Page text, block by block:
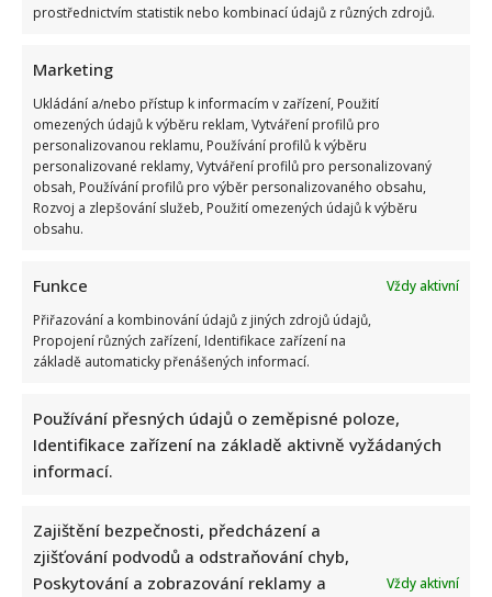
prostřednictvím statistik nebo kombinací údajů z různých zdrojů.
Marketing
Ukládání a/nebo přístup k informacím v zařízení, Použití
omezených údajů k výběru reklam, Vytváření profilů pro
personalizovanou reklamu, Používání profilů k výběru
personalizované reklamy, Vytváření profilů pro personalizovaný
obsah, Používání profilů pro výběr personalizovaného obsahu,
Rozvoj a zlepšování služeb, Použití omezených údajů k výběru
obsahu.
Funkce
Vždy aktivní
Přiřazování a kombinování údajů z jiných zdrojů údajů,
Propojení různých zařízení, Identifikace zařízení na
základě automaticky přenášených informací.
Používání přesných údajů o zeměpisné poloze,
Identifikace zařízení na základě aktivně vyžádaných
informací.
Zajištění bezpečnosti, předcházení a
zjišťování podvodů a odstraňování chyb,
Poskytování a zobrazování reklamy a
Vždy aktivní